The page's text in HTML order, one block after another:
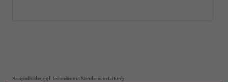
Beispielbilder, ggf. teilweise mit Sonderausstattung